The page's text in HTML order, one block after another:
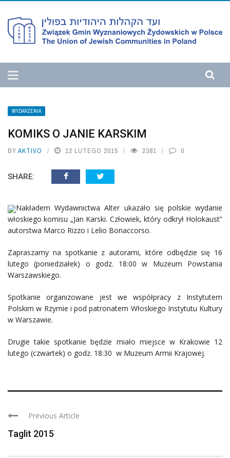
WYDARZENIA
KOMIKS O JANIE KARSKIM
BY AKTIVO 12 LUTEGO 2015 2381 0
SHARE:
Nakładem Wydawnictwa Alter ukazało się polskie wydanie
włoskiego komisu „Jan Karski. Człowiek, który odkrył Holokaust”
autorstwa Marco Rizzo i Lelio Bonaccorso.
Zapraszamy na spotkanie z autorami, które odbędzie się 16
lutego (poniedziałek) o godz. 18:00 w Muzeum Powstania
Warszawskiego.
Spotkanie organizowane jest we współpracy z Instytutem
Polskim w Rzymie i pod patronatem Włoskiego Instytutu Kultury
w Warszawie.
Drugie takie spotkanie będzie miało miejsce w Krakowie 12
lutego (czwartek) o godz. 18:30 w Muzeum Armii Krajowej.
Previous Article
Taglit 2015